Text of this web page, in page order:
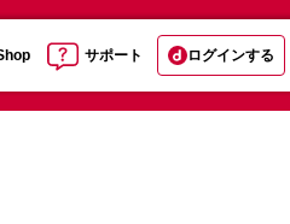
サポート ログインする